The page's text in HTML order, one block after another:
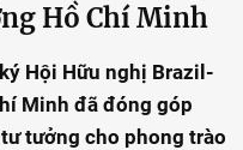
Hồ Chí Minh
Hội Hữu nghị Brazil-
Minh đã đóng góp
tưởng cho phong trào